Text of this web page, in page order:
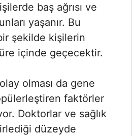
baş ağrısı ve
yaşanır. Bu
şekilde kişilerin
içinde geçecektir.
olması da gene
faktörler
Doktorlar ve sağlık
düzeyde